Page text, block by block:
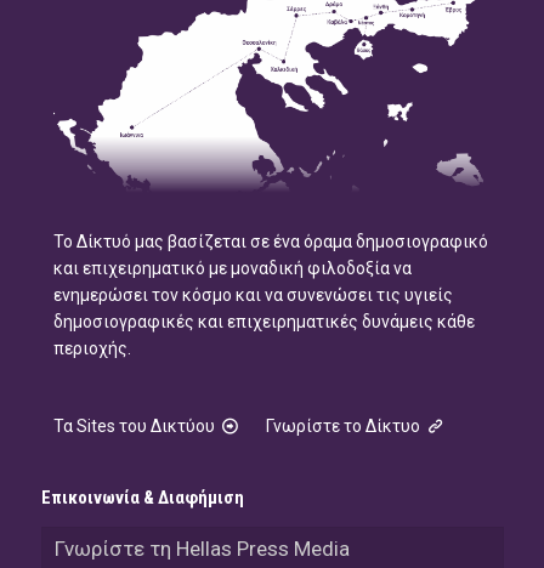
Το Δίκτυό μας βασίζεται σε ένα όραμα δημοσιογραφικό
και επιχειρηματικό με μοναδική φιλοδοξία να
ενημερώσει τον κόσμο και να συνενώσει τις υγιείς
δημοσιογραφικές και επιχειρηματικές δυνάμεις κάθε
περιοχής.
Τα Sites του Δικτύου Γνωρίστε το Δίκτυο
Επικοινωνία & Διαφήμιση
Γνωρίστε τη Hellas Press Media